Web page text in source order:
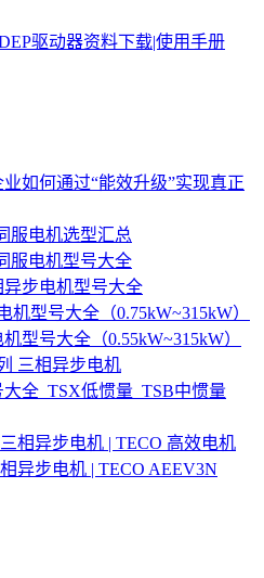
驱动器资料下载|使用手册
如何通过“能效升级”实现真正
服电机选型汇总
服电机型号大全
步电机型号大全
型号大全（0.75kW~315kW）
型号大全（0.55kW~315kW）
三相异步电机
全_TSX低惯量_TSB中惯量
相异步电机 | TECO 高效电机
异步电机 | TECO AEEV3N